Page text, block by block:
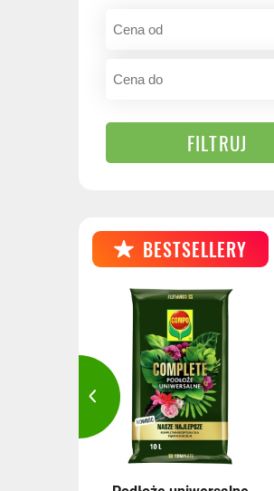
FILTRUJ
BESTSELLERY